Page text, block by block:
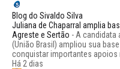
Blog do Sivaldo Silva
Juliana de Chaparral amplia
Agreste e Sertão - A candidata
(União Brasil) ampliou sua
conquistar importantes apoios
Há 2 dias